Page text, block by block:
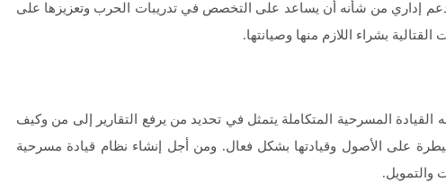
إداري من شأنه أن يساعد على التخصص في تدريبات الحرب وتعزيزها على
بشراء اللازم منها وصيانتها.
المسرحية المتكاملة يتمثل في تحديد من يرفع التقارير إلى من وكيف
على الأصول وقيادتها بشكل فعال. ومن أجل إنشاء نظام قيادة مسرحية